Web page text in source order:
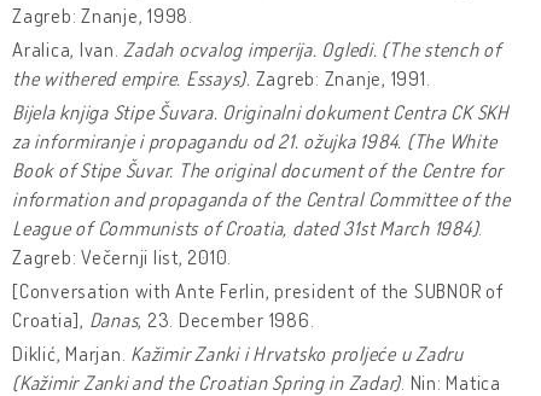
Zagreb: Znanje, 1998.
Aralica, Ivan. Zadah ocvalog imperija. Ogledi. (The stench of
the withered empire. Essays). Zagreb: Znanje, 1991.
Bijela knjiga Stipe Šuvara. Originalni dokument Centra CK SKH
za informiranje i propagandu od 21. ožujka 1984. (The White
Book of Stipe Šuvar. The original document of the Centre for
information and propaganda of the Central Committee of the
League of Communists of Croatia, dated 31st March 1984).
Zagreb: Večernji list, 2010.
[Conversation with Ante Ferlin, president of the SUBNOR of
Croatia], Danas, 23. December 1986.
Diklić, Marjan. Kažimir Zanki i Hrvatsko proljeće u Zadru
(Kažimir Zanki and the Croatian Spring in Zadar) . Nin: Matica